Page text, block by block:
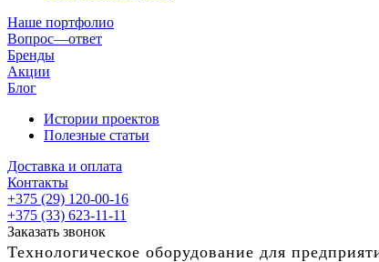
Наше портфолио
Вопрос—ответ
Бренды
Акции
Блог
Истории проектов
Полезные статьи
Доставка и оплата
Контакты
+375 (29) 120-00-16
+375 (33) 623-11-11
Заказать звонок
Технологическое оборудование для